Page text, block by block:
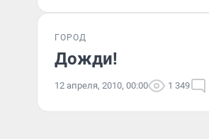
ГОРОД
Дожди!
12 апреля, 2010, 00:00 1 349